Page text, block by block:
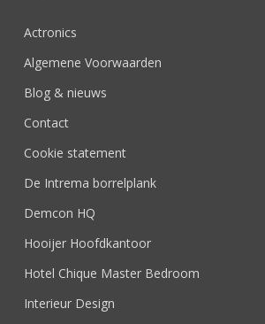
Actronics
Algemene Voorwaarden
Blog & nieuws
Contact
Cookie statement
De Intrema borrelplank
Demcon HQ
Hooijer Hoofdkantoor
Hotel Chique Master Bedroom
Interieur Design